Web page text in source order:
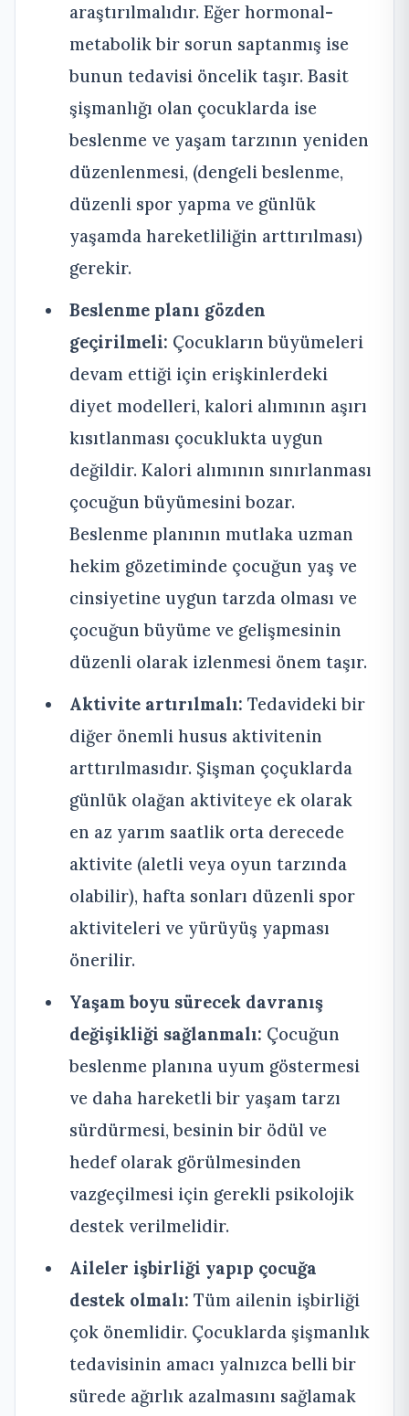
araştırılmalıdır. Eğer hormonal-
metabolik bir sorun saptanmış ise
bunun tedavisi öncelik taşır. Basit
şişmanlığı olan çocuklarda ise
beslenme ve yaşam tarzının yeniden
düzenlenmesi, (dengeli beslenme,
düzenli spor yapma ve günlük
yaşamda hareketliliğin arttırılması)
gerekir.
Beslenme planı gözden
geçirilmeli: Çocukların büyümeleri
devam ettiği için erişkinlerdeki
diyet modelleri, kalori alımının aşırı
kısıtlanması çocuklukta uygun
değildir. Kalori alımının sınırlanması
çocuğun büyümesini bozar.
Beslenme planının mutlaka uzman
hekim gözetiminde çocuğun yaş ve
cinsiyetine uygun tarzda olması ve
çocuğun büyüme ve gelişmesinin
düzenli olarak izlenmesi önem taşır.
Aktivite artırılmalı: Tedavideki bir
diğer önemli husus aktivitenin
arttırılmasıdır. Şişman çoçuklarda
günlük olağan aktiviteye ek olarak
en az yarım saatlik orta derecede
aktivite (aletli veya oyun tarzında
olabilir), hafta sonları düzenli spor
aktiviteleri ve yürüyüş yapması
önerilir.
Yaşam boyu sürecek davranış
değişikliği sağlanmalı: Çocuğun
beslenme planına uyum göstermesi
ve daha hareketli bir yaşam tarzı
sürdürmesi, besinin bir ödül ve
hedef olarak görülmesinden
vazgeçilmesi için gerekli psikolojik
destek verilmelidir.
Aileler işbirliği yapıp çocuğa
destek olmalı: Tüm ailenin işbirliği
çok önemlidir. Çocuklarda şişmanlık
tedavisinin amacı yalnızca belli bir
sürede ağırlık azalmasını sağlamak